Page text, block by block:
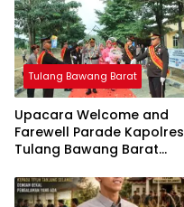
Tulang Bawang Barat
Upacara Welcome and
Farewell Parade Kapolres
Tulang Bawang Barat